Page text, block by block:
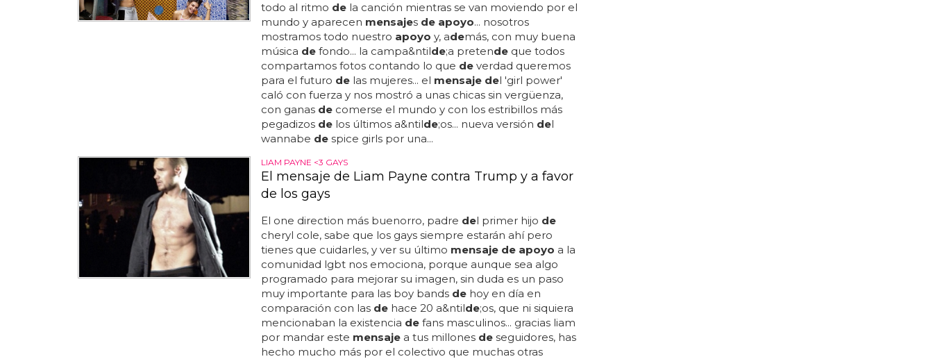
todo al ritmo dela canción mientras se van moviendo por el
mundo y aparecen mensajes de apoyo... nosotros
mostramos todo nuestro apoyo y, además, con muy buena
música defondo... la campa&ntilde;a pretendeque todos
compartamos fotos contando lo que deverdad queremos
para el futuro delas mujeres... el mensaje del 'girl power'
caló con fuerza y nos mostró a unas chicas sin vergüenza,
con ganas decomerse el mundo y con los estribillos más
pegadizos delos últimos a&ntilde;os... nueva versión del
wannabe despice girls por una...
LIAM PAYNE <3 GAYS
El mensaje de Liam Payne contra Trump y a favor
de los gays
El one direction más buenorro, padre del primer hijo de
cheryl cole, sabe que los gays siempre estarán ahí pero
tienes que cuidarles, y ver su último mensaje de apoyo a la
comunidad lgbt nos emociona, porque aunque sea algo
programado para mejorar su imagen, sin duda es un paso
muy importante para las boy bands dehoy en día en
comparación con las dehace 20 a&ntilde;os, que ni siquiera
mencionaban la existencia defans masculinos... gracias liam
por mandar este mensajea tus millones deseguidores, has
hecho mucho más por el colectivo que muchas otras